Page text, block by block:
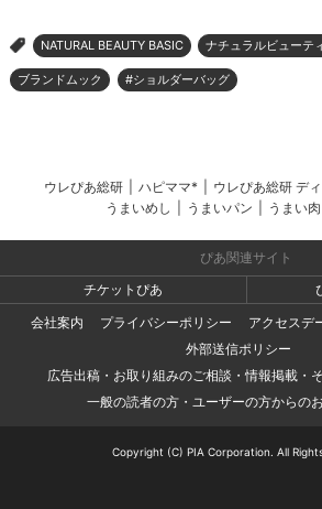
> NATURAL BEAUTY BASIC ナチュラルビューテ
ブランドムック #ショルダーバッグ
ウレぴあ総研 ハピママ* ウレぴあ総研 デ
うまいめし
うまいパン うまい肉
ぴあ関連サイト
チケットぴあ
会社案内
プライバシーポリシー
アクセスデ
外部送信ポリシー
広告出稿・お取り組みのご相談・情報掲載・
一般の読者の方・ユーザーの方からの
Copyright (C) PIA Corporation. All